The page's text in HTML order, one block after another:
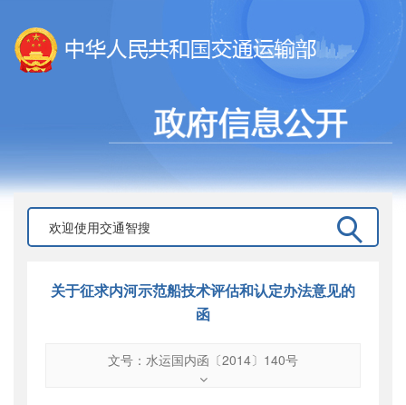
关于征求内河示范船技术评估和认定办法意见的
函
文号：水运国内函〔2014〕140号
水运国内函〔2014〕140号